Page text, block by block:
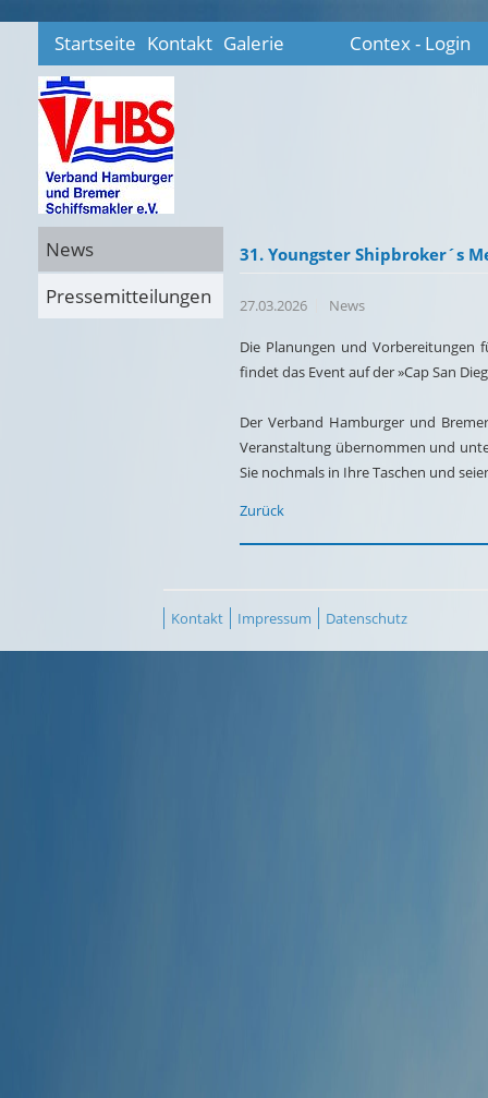
Startseite Kontakt Galerie Contex - Login
News
Pressemitteilungen
31. Youngster Shipbroker´s
27.03.2026 News
Die Planungen und Vorbereitungen
findet das Event auf der »Cap San
Der Verband Hamburger und
Veranstaltung übernommen und
Sie nochmals in Ihre Taschen und
Zurück
Kontakt Impressum Datenschutz